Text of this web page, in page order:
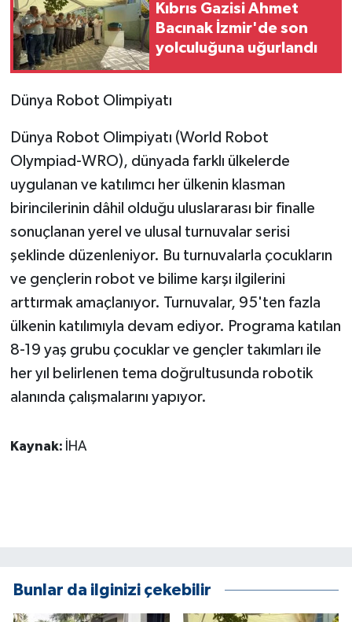
Kıbrıs Gazisi Ahmet
Bacınak İzmir'de son
yolculuğuna uğurlandı
Dünya Robot Olimpiyatı
Dünya Robot Olimpiyatı (World Robot
Olympiad-WRO), dünyada farklı ülkelerde
uygulanan ve katılımcı her ülkenin klasman
birincilerinin dâhil olduğu uluslararası bir finalle
sonuçlanan yerel ve ulusal turnuvalar serisi
şeklinde düzenleniyor. Bu turnuvalarla çocukların
ve gençlerin robot ve bilime karşı ilgilerini
arttırmak amaçlanıyor. Turnuvalar, 95'ten fazla
ülkenin katılımıyla devam ediyor. Programa katılan
8-19 yaş grubu çocuklar ve gençler takımları ile
her yıl belirlenen tema doğrultusunda robotik
alanında çalışmalarını yapıyor.
Kaynak: İHA
Bunlar da ilginizi çekebilir